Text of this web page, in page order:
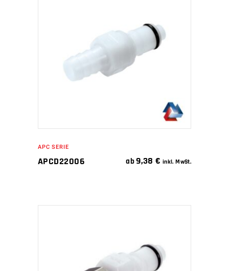
IN DEN WARENKORB
APC SERIE
APCD22006 ab9,38€ inkl. MwSt.